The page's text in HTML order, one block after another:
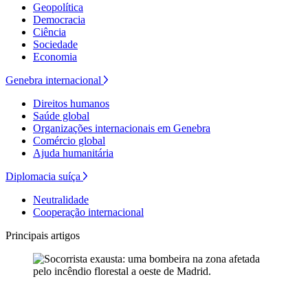
Geopolítica
Democracia
Ciência
Sociedade
Economia
Genebra internacional
Direitos humanos
Saúde global
Organizações internacionais em Genebra
Comércio global
Ajuda humanitária
Diplomacia suíça
Neutralidade
Cooperação internacional
Principais artigos